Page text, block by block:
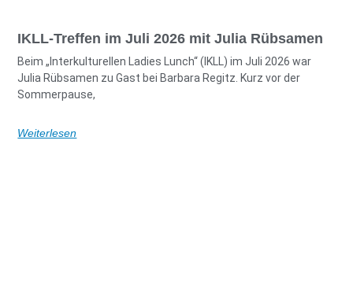
IKLL-Treffen im Juli 2026 mit Julia Rübsamen
Beim „Interkulturellen Ladies Lunch“ (IKLL) im Juli 2026 war
Julia Rübsamen zu Gast bei Barbara Regitz. Kurz vor der
Sommerpause,
Weiterlesen